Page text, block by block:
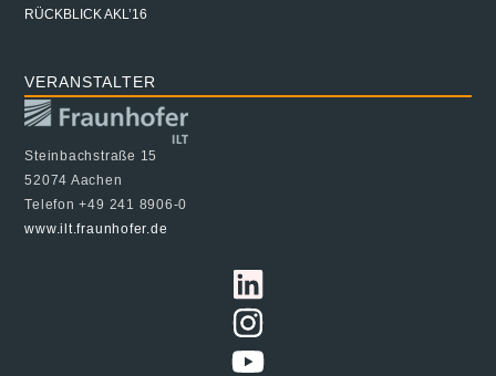
RÜCKBLICK AKL’16
VERANSTALTER
Steinbachstraße 15
52074 Aachen
Telefon +49 241 8906-0
www.ilt.fraunhofer.de